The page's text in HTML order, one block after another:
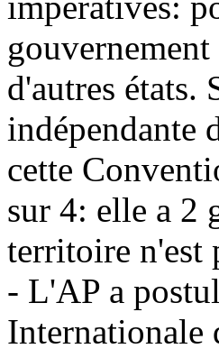
d'autres
indépendante
cette
sur 4: elle a 2
territoire n'est
- L'AP a
Internationale